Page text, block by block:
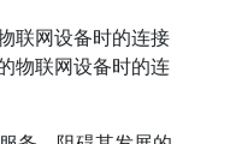
联网设备时的连接
物联网设备时的连